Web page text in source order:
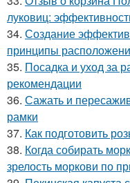
луковиц:
34. Создание
принципы
35. Посадка и уход за
рекомендации
36. Сажать и
рамки
37. Как подготовить
38. Когда собирать
зрелость моркови по